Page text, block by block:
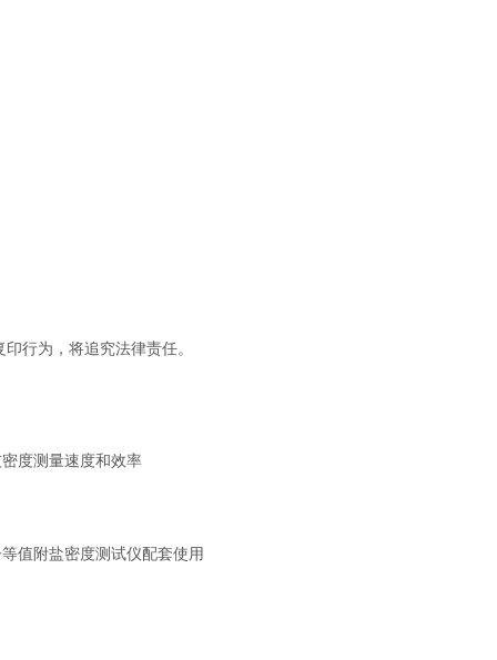
行为，将追究法律责任。
度测量速度和效率
值附盐密度测试仪配套使用